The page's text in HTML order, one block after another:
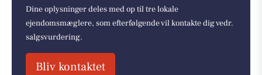
Dine oplysninger deles med op til tre lokale
ejendomsmæglere, som efterfølgende vil kontakte dig vedr.
salgsvurdering.
Bliv kontaktet